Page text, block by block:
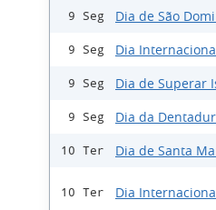
9 Seg Dia de São
9 Seg Dia
9 Seg Dia de Superar
9 Seg Dia da
10 Ter Dia de Santa
10 Ter Dia